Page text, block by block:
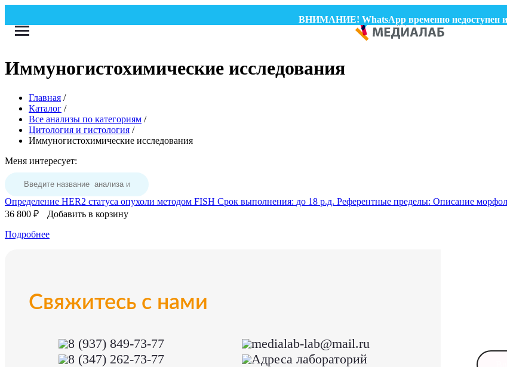
ВНИМАНИЕ! WhatsApp временно недоступен из-за
Иммуногистохимические исследования
Главная /
Каталог /
Все анализы по категориям /
Цитология и гистология /
Иммуногистохимические исследования
Меня интересует:
Определение HER2 статуса опухоли методом FISH Срок выполнения: до 18 р.д. Референтные пределы: Описание
36 800 ₽
Добавить в корзину
Подробнее
Свяжитесь с нами
8 (937) 849-73-77
8 (347) 262-73-77
medialab-lab@mail.ru
Адреса лабораторий